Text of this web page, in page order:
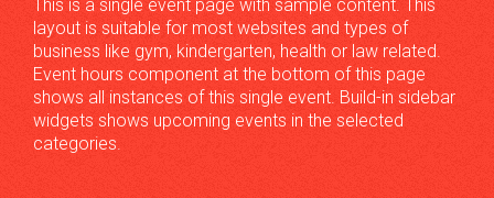
This is a single event page with sample content. This
layout is suitable for most websites and types of
business like gym, kindergarten, health or law related.
Event hours component at the bottom of this page
shows all instances of this single event. Build-in sidebar
widgets shows upcoming events in the selected
categories.